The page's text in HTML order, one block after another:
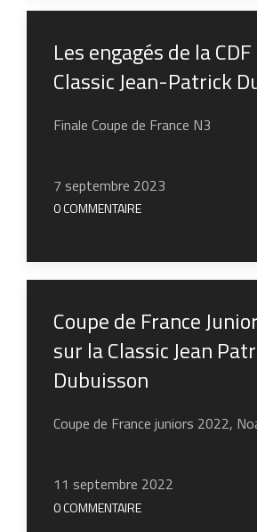
Les engagés de la
Classic Jean-Patrick
Finale Coupe de France N3
7 septembre 2023
0 COMMENTAIRE
Coupe de France
sur la Classic Jean
Dubuisson
Coupe de France juniors 2022,
11 septembre 2022
0 COMMENTAIRE